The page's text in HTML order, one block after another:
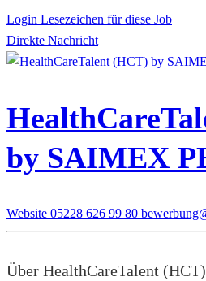
Login Lesezeichen für diese Job
Direkte Nachricht
by SAIMEX
Website 05228 626 99 80
Über HealthCareTalent